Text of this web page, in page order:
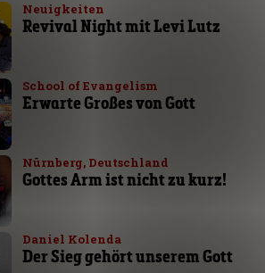
Neuigkeiten
Revival Night mit Levi Lutz
School of Evangelism
Erwarte Großes von Gott
Nürnberg, Deutschland
Gottes Arm ist nicht zu kurz!
Daniel Kolenda
Der Sieg gehört unserem Gott